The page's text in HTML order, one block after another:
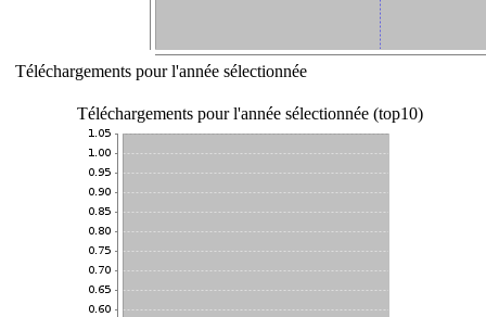
Téléchargements pour l'année sélectionnée
Téléchargements pour l'année sélectionnée (top10)